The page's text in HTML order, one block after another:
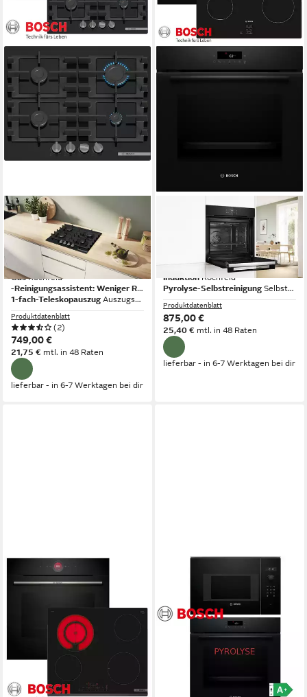
BOSCH
Gasherd-Set Gas Autark
Elektro Backofen Schwarz
Teleskop + GAS Kochfeld Glas
Gas Kochfeld
-Reinigungsassistent: Weniger Reinigungsaufwand dank neuer Reinigungsoption speziell für leichte Verschmutzungen.
1-fach-Teleskopauszug Auszugssystem
Produktdatenblatt
(2)
749,00 €
21,75 € mtl. in 48 Raten
lieferbar - in 6-7 Werktagen bei dir
Induktions Herd-Set Pyrolyse
Backofen Schwarz Autark mit
Kochfeld Induktion
Induktion Kochfeld
Pyrolyse-Selbstreinigung Selbstreinigung
Produktdatenblatt
875,00 €
25,40 € mtl. in 48 Raten
lieferbar - in 6-7 Werktagen bei dir